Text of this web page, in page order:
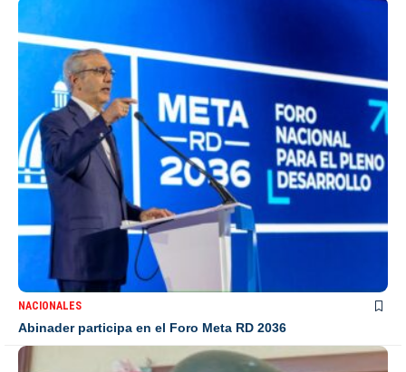
NACIONALES
Abinader participa en el Foro Meta RD 2036